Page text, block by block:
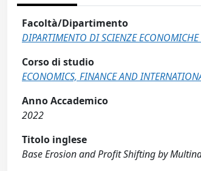
Facoltà/Dipartimento
DIPARTIMENTO DI SCIENZE
Corso di studio
ECONOMICS, FINANCE AND
Anno Accademico
2022
Titolo inglese
Base Erosion and Profit Shifting by